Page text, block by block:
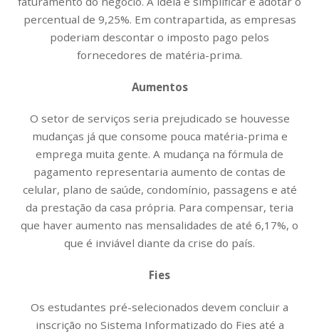
percentual de 9,25%. Em contrapartida, as empresas
poderiam descontar o imposto pago pelos
fornecedores de matéria-prima.
Aumentos
O setor de serviços seria prejudicado se houvesse
mudanças já que consome pouca matéria-prima e
emprega muita gente. A mudança na fórmula de
pagamento representaria aumento de contas de
celular, plano de saúde, condomínio, passagens e até
da prestação da casa própria. Para compensar, teria
que haver aumento nas mensalidades de até 6,17%, o
que é inviável diante da crise do país.
Fies
Os estudantes pré-selecionados devem concluir a
inscrição no Sistema Informatizado do Fies até a